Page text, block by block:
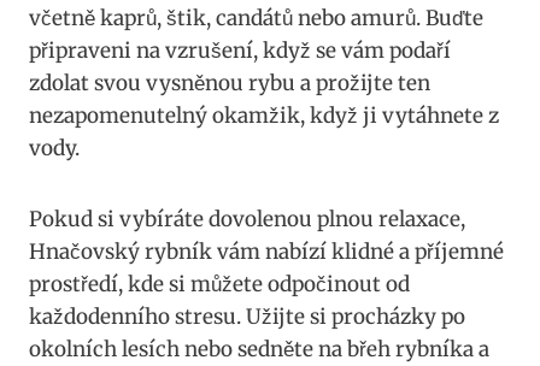
včetně kaprů, štik, candátů nebo amurů. Buďte
připraveni na vzrušení, když se vám podaří
zdolat svou vysněnou rybu a prožijte ten
nezapomenutelný okamžik, když ji vytáhnete z
vody.
Pokud si vybíráte dovolenou plnou relaxace,
Hnačovský rybník vám nabízí klidné a příjemné
prostředí, kde si můžete odpočinout od
každodenního stresu. Užijte si procházky po
okolních lesích nebo sedněte na břeh rybníka a